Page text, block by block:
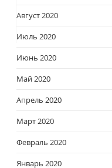
Август 2020
Июль 2020
Июнь 2020
Май 2020
Апрель 2020
Март 2020
Февраль 2020
Январь 2020